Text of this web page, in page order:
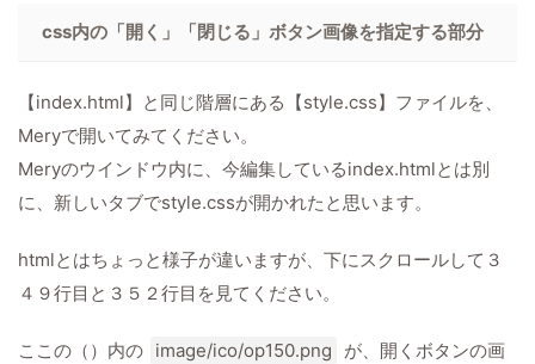
css内の「開く」「閉じる」ボタン画像を指定する部分
【index.html】と同じ階層にある【style.css】ファイルを、
Meryで開いてみてください。
Meryのウインドウ内に、今編集しているindex.htmlとは別
に、新しいタブでstyle.cssが開かれたと思います。
htmlとはちょっと様子が違いますが、下にスクロールして３
４９行目と３５２行目を見てください。
ここの（）内の image/ico/op150.png
が、開くボタンの画